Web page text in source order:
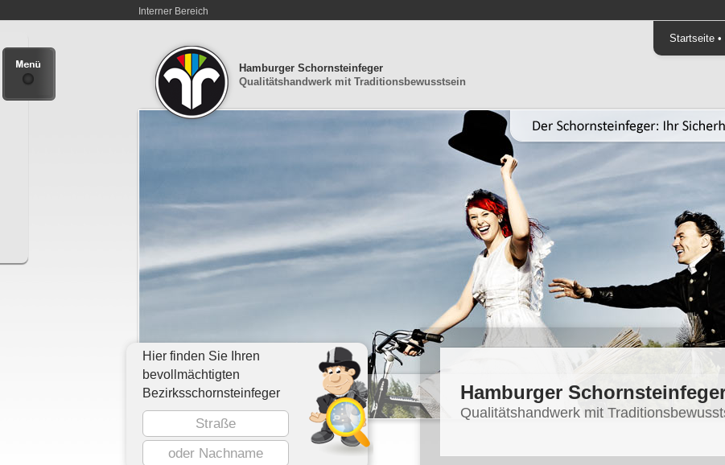
Interner Bereich
Hier finden Sie Ihren
bevollmächtigten
Bezirksschornsteinfeger
Startseite •
Hamburger Schornsteinfeger
Qualitätshandwerk mit Traditionsbewusstsein
Hamburger
Qualitätshandwerk mit